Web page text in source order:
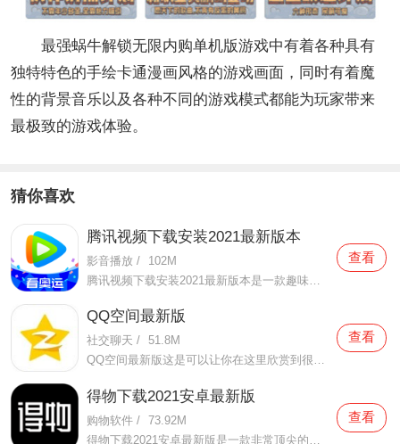
最强蜗牛解锁无限内购单机版游戏中有着各种具有
独特特色的手绘卡通漫画风格的游戏画面，同时有着魔
性的背景音乐以及各种不同的游戏模式都能为玩家带来
最极致的游戏体验。
猜你喜欢
腾讯视频下载安装2021最新版本
影音播放 /
102M
查看
QQ空间最新版
社交聊天 / 51.8M
QQ空间最新版这是可以让你在这里欣赏到很多优质的内容欣赏体验的手机视频软件，在这里的内容有很多都是好友的动态，而且还有很多的互动功能可以让你跟好友之间的亲密度再次提升，大家在这里可以感受到很多优质的社交和很多有趣的心情分享，不仅可以跟人互动，这软件也是自己
查看
得物下载2021安卓最新版
购物软件 / 73.92M
查看